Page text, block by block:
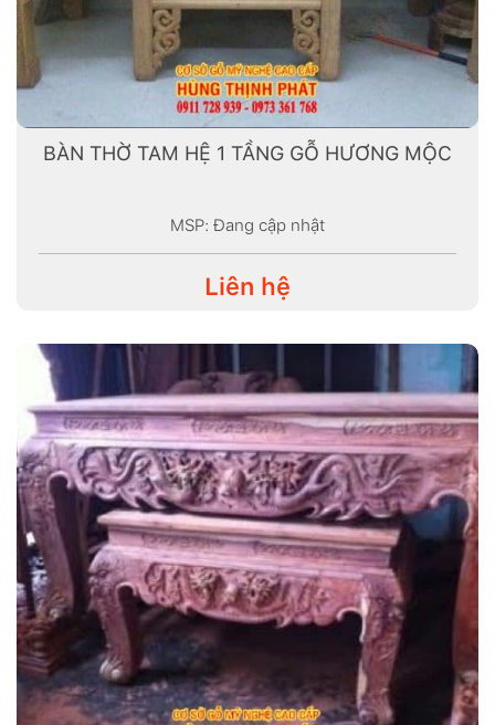
BÀN THỜ TAM HỆ 1 TẦNG GỖ HƯƠNG MỘC
MSP: Đang cập nhật
Liên hệ